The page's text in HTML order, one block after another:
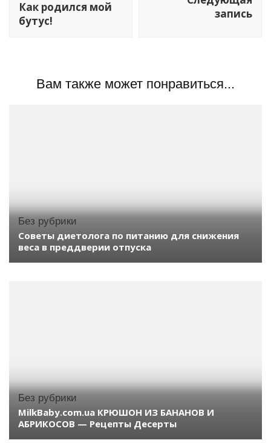
Как родился мой
бутус!
запись
Вам также может понравиться...
Без рубрики
Советы диетолога по питанию для снижения
веса в преддверии отпуска
Без рубрики
MilkBaby.com.ua КРЮШОН ИЗ БАНАНОВ И
АБРИКОСОВ — Рецепты Десерты